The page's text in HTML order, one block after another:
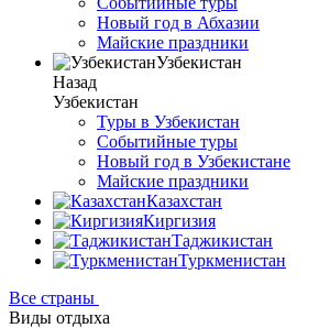
Новый год в Абхазии
Майские праздники
Узбекистан
Назад
Узбекистан
Туры в Узбекистан
Событийные туры
Новый год в Узбекистане
Майские праздники
Казахстан
Киргизия
Таджикистан
Туркменистан
Все страны
Виды отдыха